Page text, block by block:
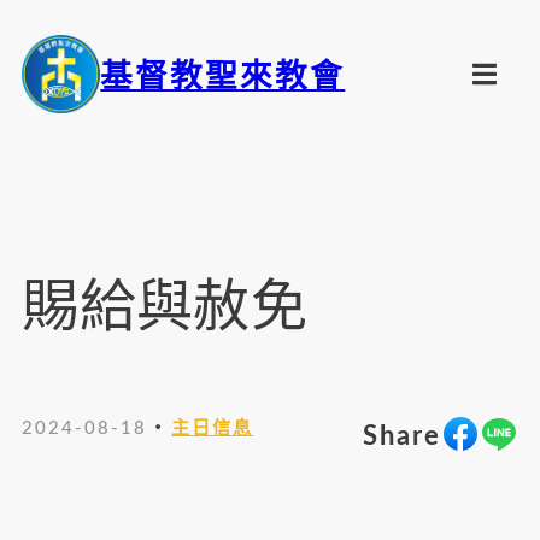
基督教聖來教會
賜給與赦免
2024-08-18 ・主日信息 Share